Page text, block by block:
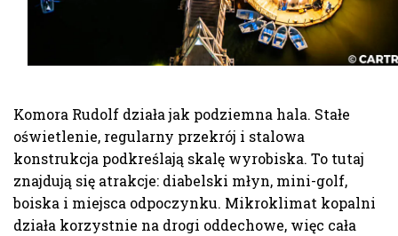
Komora Rudolf działa jak podziemna hala. Stałe
oświetlenie, regularny przekrój i stalowa
konstrukcja podkreślają skalę wyrobiska. To tutaj
znajdują się atrakcje: diabelski młyn, mini-golf,
boiska i miejsca odpoczynku. Mikroklimat kopalni
działa korzystnie na drogi oddechowe, więc cała